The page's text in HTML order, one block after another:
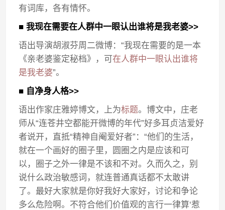
有词库，各有情怀。
■ 我现在需要在人群中一眼认出谁将是我老婆>>
语出导演胡淑芬周二微博：“我现在需要的是一本
《亲老婆鉴定秘档》，可在人群中一眼认出谁将
是我老婆”。
■ 自净身人格>>
语出作家庄雅婷博文，上为标题。博文中，庄老
师从“连苍井空都能开微博的年代”好多耳贞洁爱好
者说开，直抵“精神自阉爱好者”：“他们的生活，
就在一个画好的圈子里，圆圈之内是应该和可
以，圈子之外一律是不该和不对。久而久之，别
说什么政治敏感词，就连普通真话都不太敢讲
了。最好大家就是你好我好大家好，讨论和争论
多么危险啊。不符合他们价值观的言行一律算‘惹